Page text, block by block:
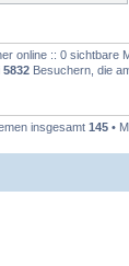
online :: 0 sichtbare
5832 Besuchern, die
insgesamt 145 •